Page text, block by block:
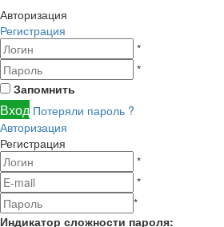
Авторизация
Регистрация
*
*
Запомнить
Вход Потеряли пароль ?
Авторизация
Регистрация
*
*
*
Индикатор сложности пароля: